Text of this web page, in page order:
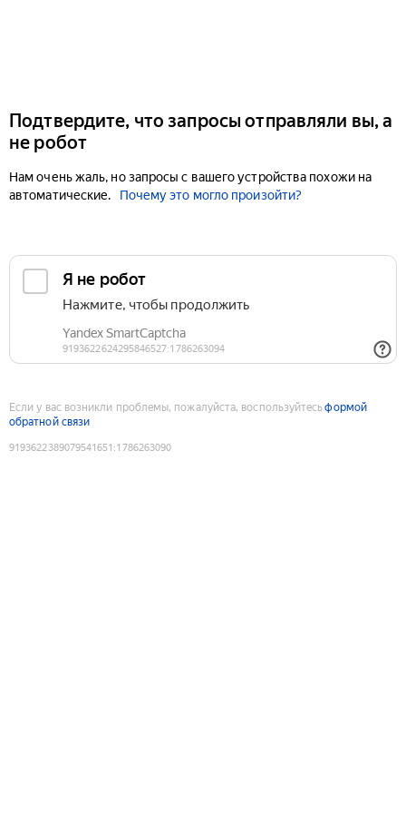
Подтвердите, что запросы отправляли вы, а
не робот
Нам очень жаль, но запросы с вашего устройства похожи на
автоматические.
Почему это могло произойти?
Если у вас возникли проблемы, пожалуйста, воспользуйтесьформой
обратной связи
9193622389079541651 :1786263090